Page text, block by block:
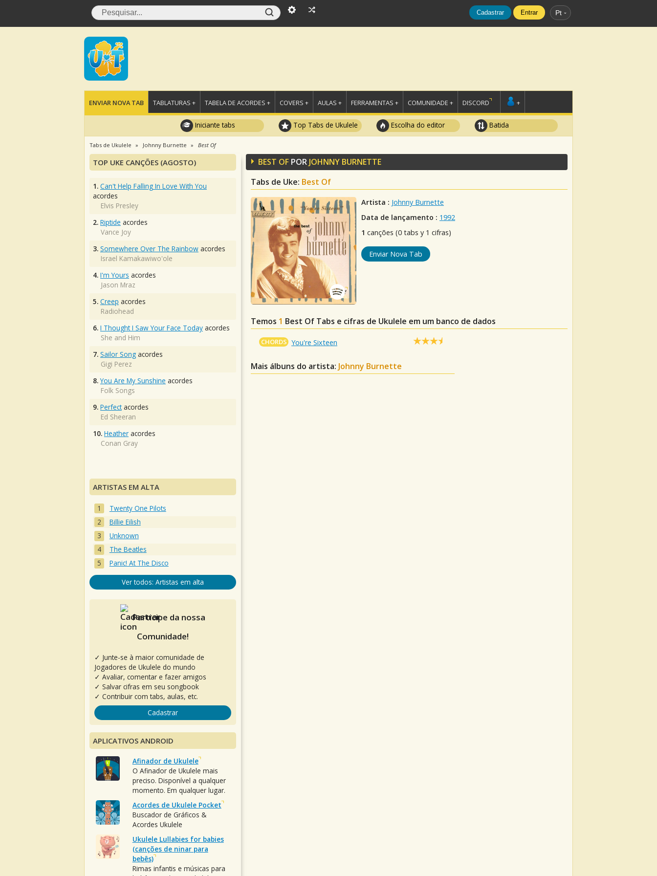
Cadastrar Entrar Pt
ENVIAR NOVA TAB TABLATURAS + TABELA DE ACORDES + COVERS + AULAS + FERRAMENTAS + COMUNIDADE + DISCORD +
Iniciante tabs Top Tabs de Ukulele Escolha do editor Batida
Tabs de Ukulele Johnny Burnette Best Of
BEST OF POR JOHNNY BURNETTE
Tabs de Uke: Best Of
Artista : Johnny Burnette
Data de lançamento : 1992
1 canções (0 tabs y 1 cifras)
Enviar Nova Tab
Temos 1 Best Of Tabs e cifras de Ukulele em um banco de dados
CHORDS You're Sixteen
Mais álbuns do artista: Johnny Burnette
TOP UKE CANÇÕES (AGOSTO)
1. Can't Help Falling In Love With You
acordes
Elvis Presley
2. Riptide acordes
Vance Joy
3. Somewhere Over The Rainbow acordes
Israel Kamakawiwo'ole
4. I'm Yours acordes
Jason Mraz
5. Creep acordes
Radiohead
6. I Thought I Saw Your Face Today acordes
She and Him
7. Sailor Song acordes
Gigi Perez
8. You Are My Sunshine acordes
Folk Songs
9. Perfectacordes
Ed Sheeran
10. Heather acordes
Conan Gray
ARTISTAS EM ALTA
Twenty One Pilots
Billie Eilish
Unknown
The Beatles
Panic! At The Disco
Ver todos: Artistas em alta
Participe da nossa
Comunidade!
✓ Junte-se à maior comunidade de
Jogadores de Ukulele do mundo
✓ Avaliar, comentar e fazer amigos
✓ Salvar cifras em seu songbook
✓ Contribuir com tabs, aulas, etc.
Cadastrar
APLICATIVOS ANDROID
Afinador de Ukulele
O Afinador de Ukulele mais
preciso. Disponível a qualquer
momento. Em qualquer lugar.
Acordes de Ukulele Pocket
Buscador de Gráficos &
Acordes Ukulele
Ukulele Lullabies for babies
(canções de ninar para
bebês)
Rimas infantis e músicas para